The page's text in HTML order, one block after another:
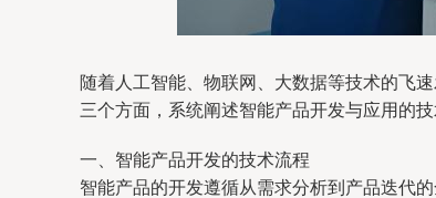
随着人工智能、物联网、大数据等技术的飞
三个方面，系统阐述智能产品开发与应用的技
一、智能产品开发的技术流程
智能产品的开发遵循从需求分析到产品迭代